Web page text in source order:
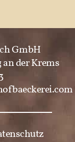
GmbH
der Krems